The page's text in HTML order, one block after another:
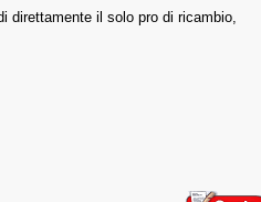
direttamente il solo pro di ricambio,